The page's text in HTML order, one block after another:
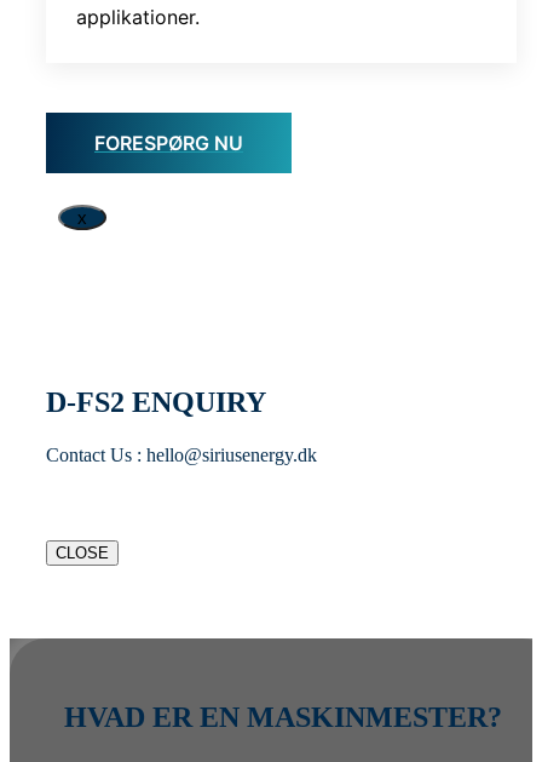
applikationer.
FORESPØRG NU
x
D-FS2 ENQUIRY
Contact Us : hello@siriusenergy.dk
CLOSE
HVAD ER EN MASKINMESTER?